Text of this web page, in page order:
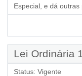
Especial, e dá outras
Lei Ordinária
Status: Vigente